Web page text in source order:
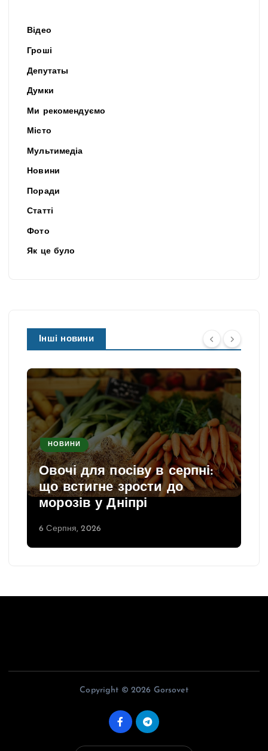
Відео
Гроші
Депутаты
Думки
Ми рекомендуємо
Місто
Мультимедіа
Новини
Поради
Статті
Фото
Як це було
Інші новини
НОВИНИ
Овочі для посіву в серпні:
що встигне зрости до
морозів у Дніпрі
6 Серпня, 2026
Copyright © 2026 Gorsovet